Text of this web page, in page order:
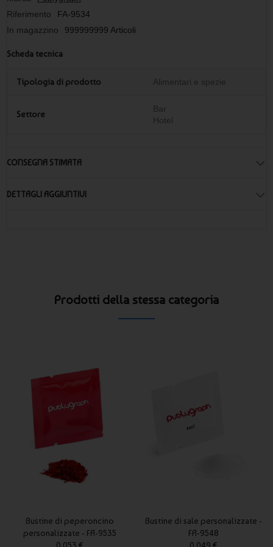
a partire da 50 esemplari
Riferimento
FA-9534
In magazzino
999999999 Articoli
Scheda tecnica
Tipologia di prodotto Alimentari e spezie
Settore
Bar
Hotel
CONSEGNA STIMATA
DETTAGLI AGGIUNTIVI
Prodotti della stessa categoria
Bustine di peperoncino
personalizzate - FA-9535
0,053 €
Bustine di sale personalizzate -
FA-9548
0,049 €